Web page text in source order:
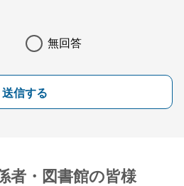
無回答
送信する
者・図書館の皆様